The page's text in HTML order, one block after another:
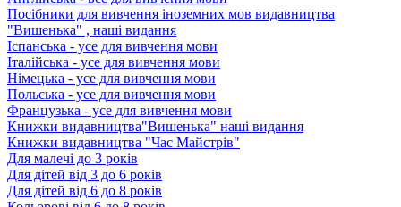
Посібники для вивчення іноземних мов видавництва
"Вишенька" , наші видання
Іспанська - усе для вивчення мови
Італійська - усе для вивчення мови
Німецька - усе для вивчення мови
Польська - усе для вивчення мови
Французька - усе для вивчення мови
Книжки видавництва"Вишенька" наші видання
Книжки видавництва "Час Майстрів"
Для малечі до 3 років
Для дітей від 3 до 6 років
Для дітей від 6 до 8 років